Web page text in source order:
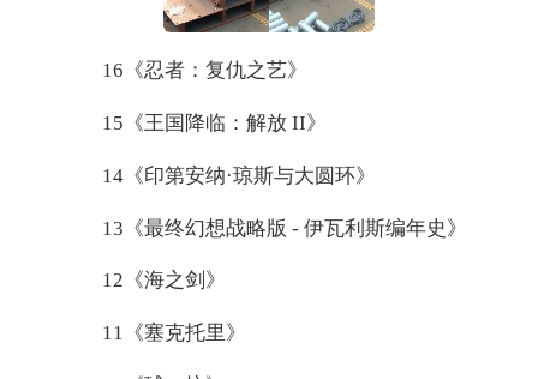
16《忍者：复仇之艺》
15《王国降临：解放 II》
14《印第安纳·琼斯与大圆环》
13《最终幻想战略版 - 伊瓦利斯编年史》
12《海之剑》
11《塞克托里》